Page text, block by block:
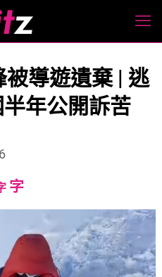
導遊遺棄 | 逃
年公開訴苦
Reset
字Increase
size.